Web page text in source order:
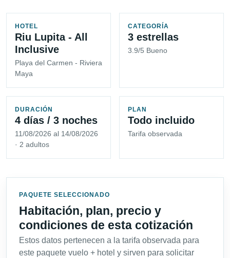
HOTEL
Riu Lupita - All
Inclusive
Playa del Carmen - Riviera
Maya
CATEGORÍA
3 estrellas
3.9/5 Bueno
DURACIÓN
4 días / 3 noches
11/08/2026 al 14/08/2026
· 2 adultos
PLAN
Todo incluido
Tarifa observada
PAQUETE SELECCIONADO
Habitación, plan, precio y
condiciones de esta cotización
Estos datos pertenecen a la tarifa observada para
este paquete vuelo + hotel y sirven para solicitar